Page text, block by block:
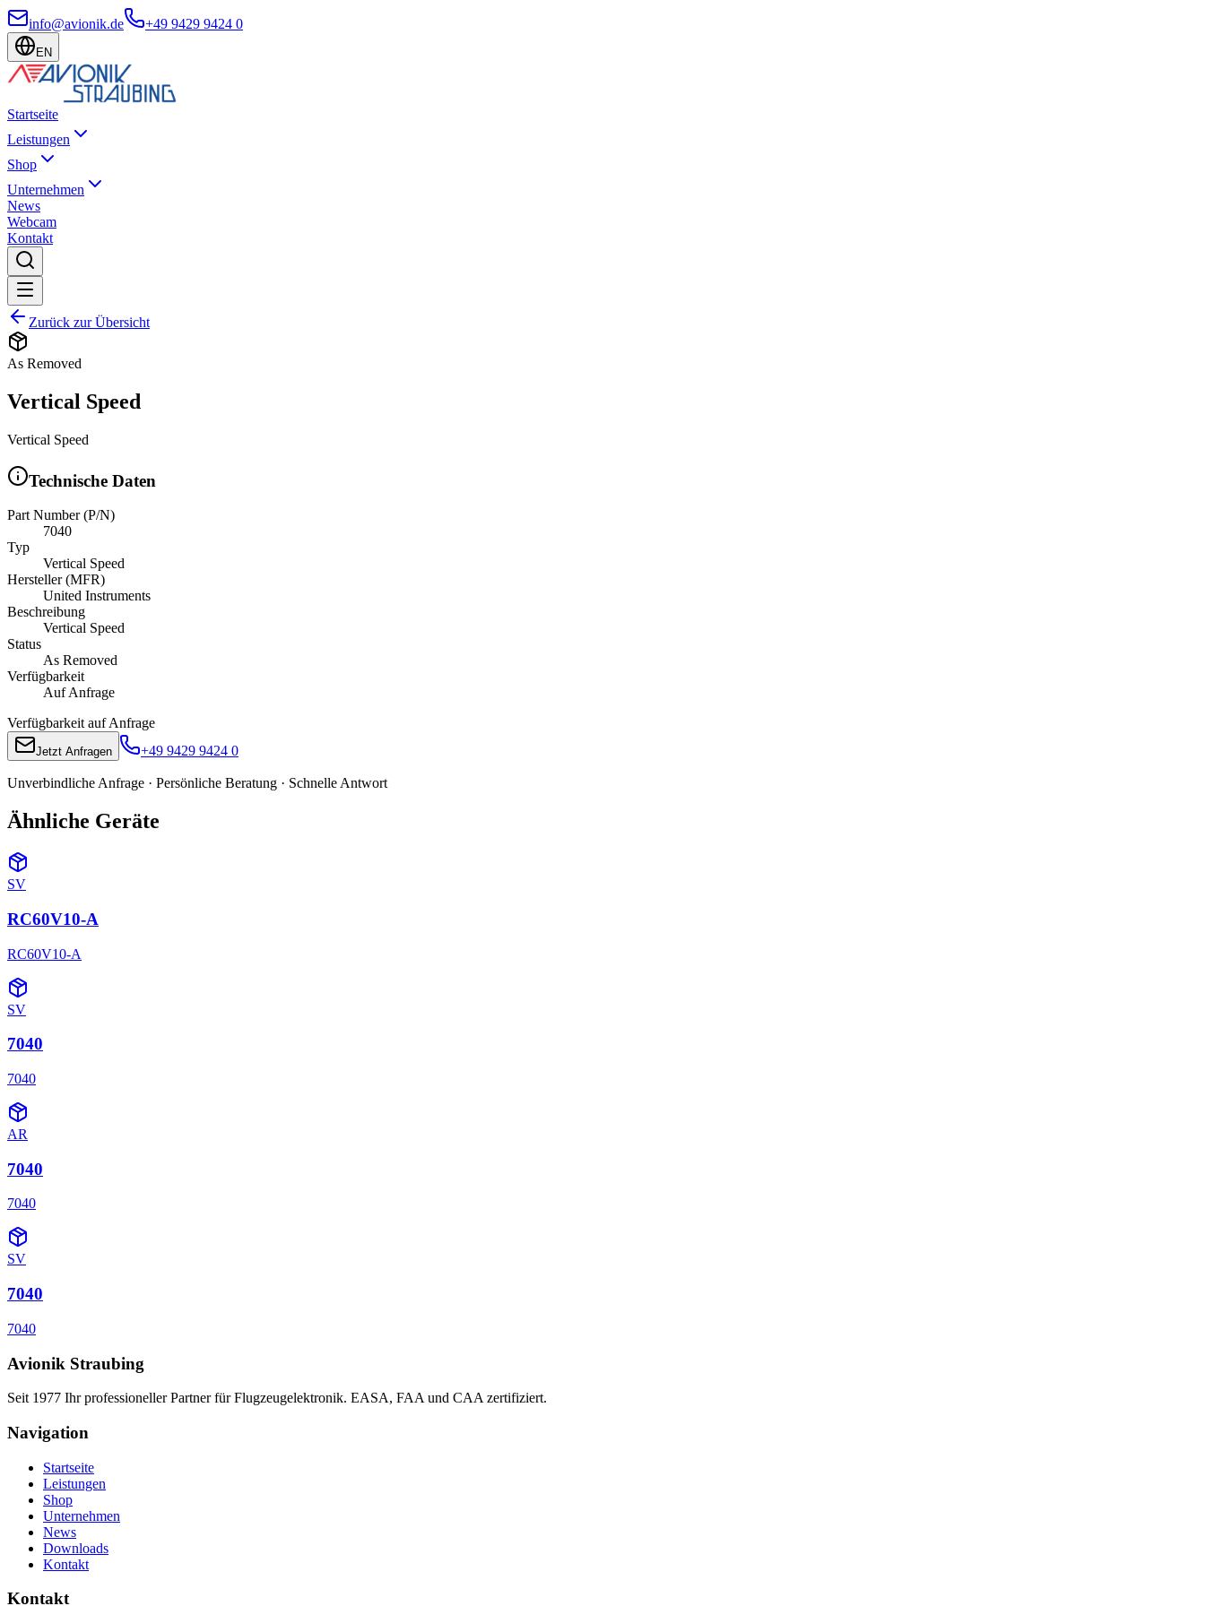
info@avionik.de +49 9429 9424 0
EN
Startseite
Leistungen
Shop
Unternehmen
News
Webcam
Kontakt
Zurück zur Übersicht
As Removed
Vertical Speed
Vertical Speed
Technische Daten
Part Number (P/N)
7040
Typ
Vertical Speed
Hersteller (MFR)
United Instruments
Beschreibung
Vertical Speed
Status
As Removed
Verfügbarkeit
Auf Anfrage
Verfügbarkeit auf Anfrage
Jetzt Anfragen +49 9429 9424 0
Unverbindliche Anfrage · Persönliche Beratung · Schnelle Antwort
Ähnliche Geräte
SV
RC60V10-A
RC60V10-A
SV
7040
7040
AR
7040
7040
SV
7040
7040
Avionik Straubing
Seit 1977 Ihr professioneller Partner für Flugzeugelektronik. EASA, FAA und CAA zertifiziert.
Navigation
Startseite
Leistungen
Shop
Unternehmen
News
Downloads
Kontakt
Kontakt